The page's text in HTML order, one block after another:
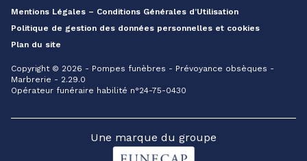
Mentions Légales – Conditions Générales d’Utilisation
Politique de gestion des données personnelles et cookies
Plan du site
Copyright © 2026 - Pompes funèbres - Prévoyance obsèques -
Marbrerie - 2.29.0
Opérateur funéraire habilité n°24-75-0430
Une marque du groupe